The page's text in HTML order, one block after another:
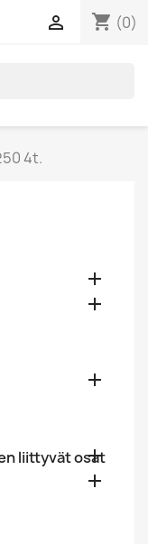
shopping_cart (0)

4t.



liittyvät osat

